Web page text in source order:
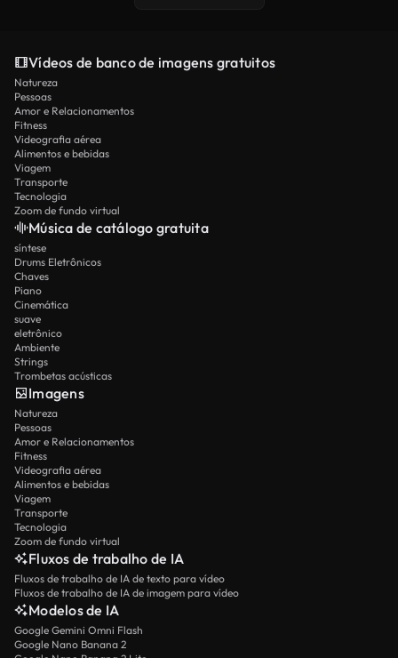
Vídeos de banco de imagens gratuitos
Natureza
Pessoas
Amor e Relacionamentos
Fitness
Videografia aérea
Alimentos e bebidas
Viagem
Transporte
Tecnologia
Zoom de fundo virtual
Música de catálogo gratuita
síntese
Drums Eletrônicos
Chaves
Piano
Cinemática
suave
eletrônico
Ambiente
Strings
Trombetas acústicas
Imagens
Natureza
Pessoas
Amor e Relacionamentos
Fitness
Videografia aérea
Alimentos e bebidas
Viagem
Transporte
Tecnologia
Zoom de fundo virtual
Fluxos de trabalho de IA
Fluxos de trabalho de IA de texto para vídeo
Fluxos de trabalho de IA de imagem para vídeo
Modelos de IA
Google Gemini Omni Flash
Google Nano Banana 2